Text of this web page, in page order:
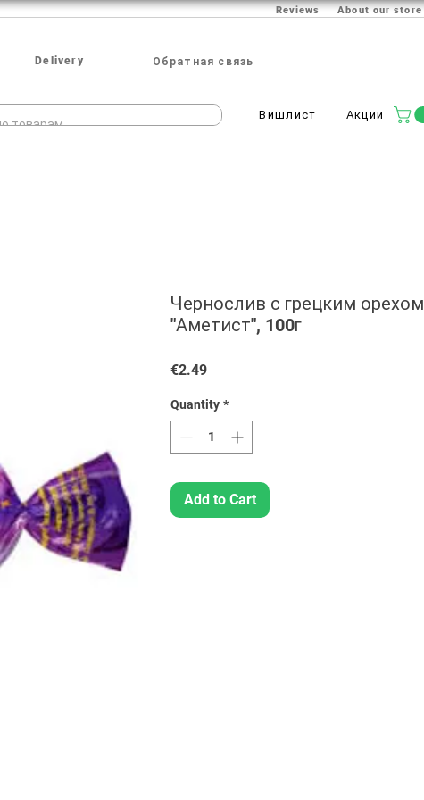
Reviews About our store
Delivery Обратная связь
Вишлист Акции
Чернослив с грецким орехом
"Аметист", 100г
€2.49Price
Quantity *
Add to Cart